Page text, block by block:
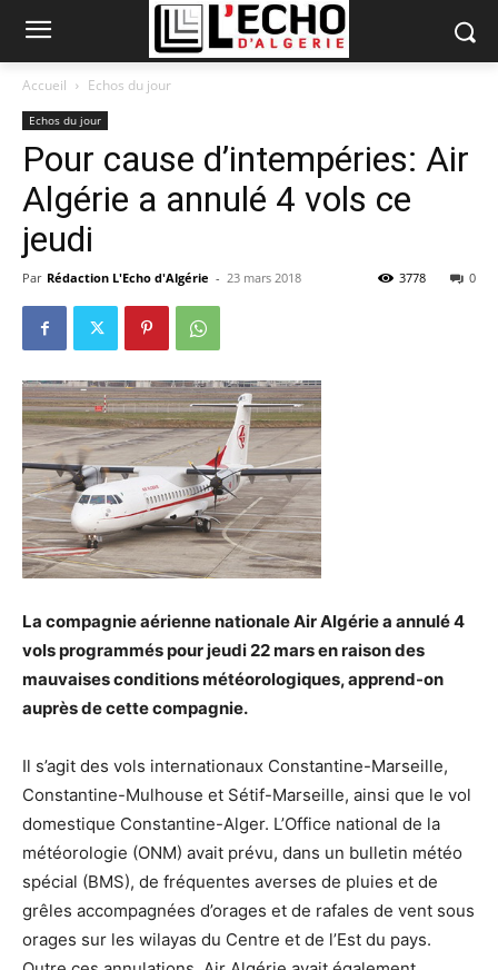
Accueil Echos du jour
Echos du jour
Pour cause d’intempéries: Air
Algérie a annulé 4 vols ce
jeudi
Par Rédaction L'Echo d'Algérie - 23 mars 2018 0
3778
La compagnie aérienne nationale Air Algérie a annulé 4
vols programmés pour jeudi 22 mars en raison des
mauvaises conditions météorologiques, apprend-on
auprès de cette compagnie.
Il s’agit des vols internationaux Constantine-Marseille,
Constantine-Mulhouse et Sétif-Marseille, ainsi que le vol
domestique Constantine-Alger. L’Office national de la
météorologie (ONM) avait prévu, dans un bulletin météo
spécial (BMS), de fréquentes averses de pluies et de
grêles accompagnées d’orages et de rafales de vent sous
orages sur les wilayas du Centre et de l’Est du pays.